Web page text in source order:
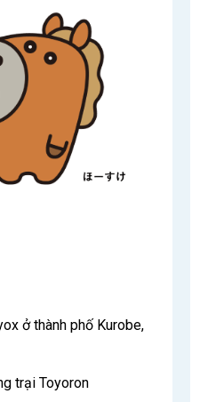
ở thành phố Kurobe,
trại Toyoron